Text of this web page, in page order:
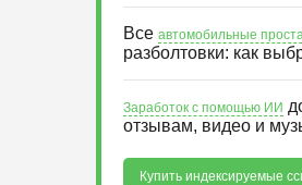
Все автомобильные
разболтовки: как
Заработок с помощью ИИ
отзывам, видео и
Купить индексируемые